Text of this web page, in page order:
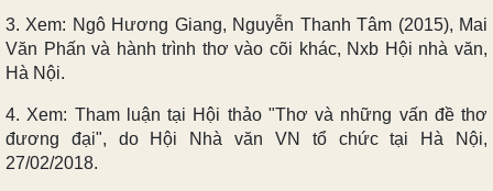
3. Xem: Ngô Hương Giang, Nguyễn Thanh Tâm (2015), Mai
Văn Phấn và hành trình thơ vào cõi khác, Nxb Hội nhà văn,
Hà Nội.
4. Xem: Tham luận tại Hội thảo "Thơ và những vấn đề thơ
đương đại", do Hội Nhà văn VN tổ chức tại Hà Nội,
27/02/2018.